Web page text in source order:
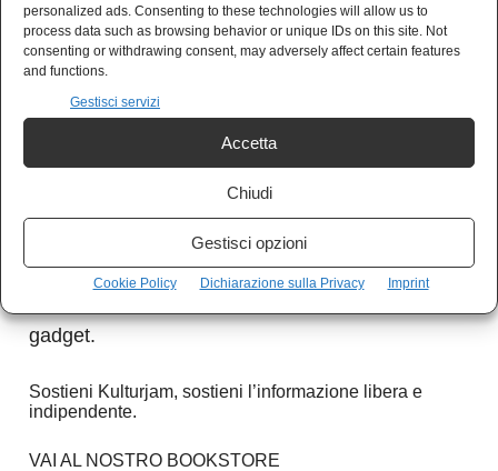
personalized ads. Consenting to these technologies will allow us to
process data such as browsing behavior or unique IDs on this site. Not
consenting or withdrawing consent, may adversely affect certain features
and functions.
Gestisci servizi
Accetta
Chiudi
Gestisci opzioni
Cookie Policy Dichiarazione sulla Privacy Imprint
Sostieni Kulturjam
Kulturjam.it è un quotidiano indipendente
I nostri articoli sono gratuiti e lo saranno
Se vuoi sostenerci e aiutarci a crescere,
gadget.
Sostieni Kulturjam, sostieni l’informazione libera e
indipendente.
VAI AL NOSTRO BOOKSTORE